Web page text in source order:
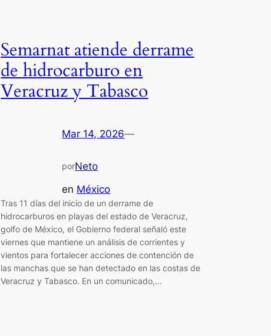
Semarnat atiende derrame
de hidrocarburo en
Veracruz y Tabasco
Mar 14, 2026—
porNeto
en México
Tras 11 días del inicio de un derrame de
hidrocarburos en playas del estado de Veracruz,
golfo de México, el Gobierno federal señaló este
viernes que mantiene un análisis de corrientes y
vientos para fortalecer acciones de contención de
las manchas que se han detectado en las costas de
Veracruz y Tabasco. En un comunicado,…